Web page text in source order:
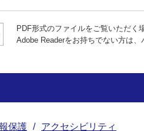
PDF形式のファイルをご覧いただく
Adobe Readerをお持ちでない方は
保護 アクセシビリティ